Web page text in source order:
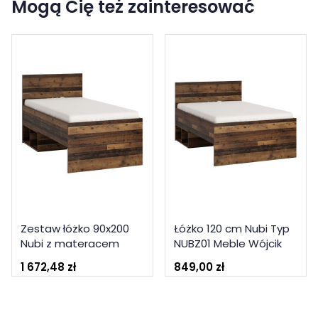
Mogą Cię też zainteresować
Zestaw łóżko 90x200
Nubi z materacem
1 672,48 zł
Łóżko 120 cm Nubi Typ
NUBZ01 Meble Wójcik
849,00 zł